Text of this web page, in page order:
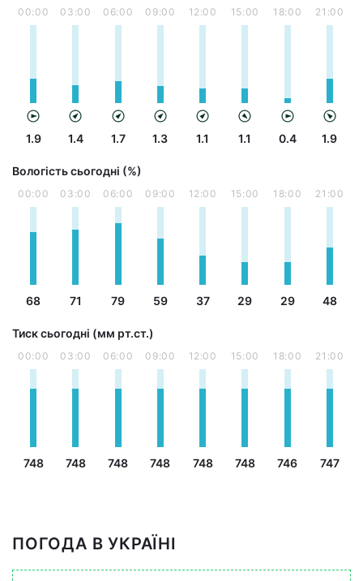
00:00
1.9
03:00
1.4
06:00
1.7
09:00
1.3
12:00
1.1
15:00
1.1
18:00
0.4
21:00
1.9
Вологість сьогодні (%)
00:00
68
03:00
71
06:00
79
09:00
59
12:00
37
15:00
29
18:00
29
21:00
48
Тиск сьогодні (мм рт.ст.)
00:00
748
03:00
748
06:00
748
09:00
748
12:00
748
15:00
748
18:00
746
21:00
747
ПОГОДА В УКРАЇНІ